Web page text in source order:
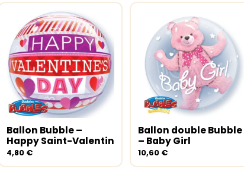
Ajouter au panier
Ballon Bubble –
Happy Saint-Valentin
4,80 €
Ajouter au panier
Ballon double Bubble
– Baby Girl
10,60 €